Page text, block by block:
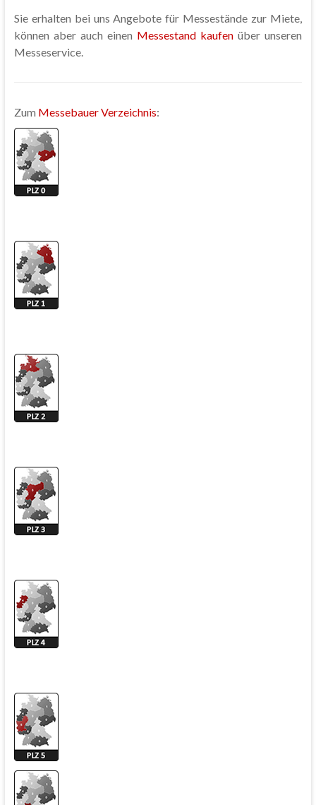
Sie erhalten bei uns Angebote für Messestände zur Miete,
können aber auch einen Messestand kaufen über unseren
Messeservice.
Zum Messebauer Verzeichnis: